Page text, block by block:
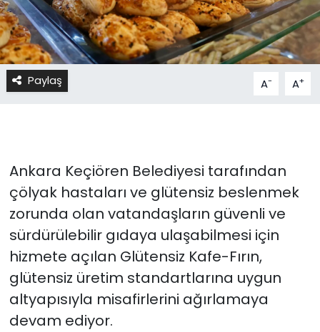
Paylaş A- A+
Ankara Keçiören Belediyesi tarafından
çölyak hastaları ve glütensiz beslenmek
zorunda olan vatandaşların güvenli ve
sürdürülebilir gıdaya ulaşabilmesi için
hizmete açılan Glütensiz Kafe-Fırın,
glütensiz üretim standartlarına uygun
altyapısıyla misafirlerini ağırlamaya
devam ediyor.